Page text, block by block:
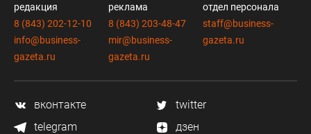
редакция
8 (843) 202-12-10
info@business-
gazeta.ru
реклама
8 (843) 203-48-47
mir@business-
gazeta.ru
отдел персонала
staff@business-
gazeta.ru
вконтакте
twitter
telegram
дзен